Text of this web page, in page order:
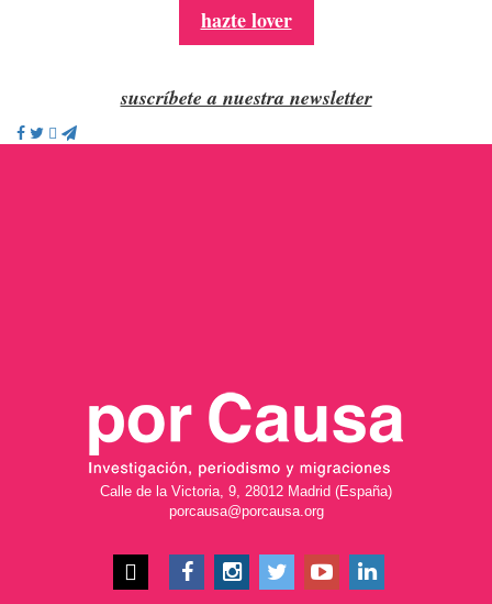
hazte lover
suscríbete a nuestra newsletter
Calle de la Victoria, 9, 28012 Madrid (España)
porcausa@porcausa.org